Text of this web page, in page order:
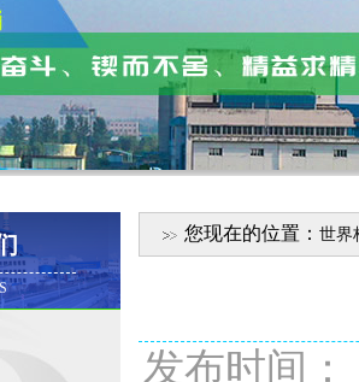
您现在的位置： 世界
发布时间：